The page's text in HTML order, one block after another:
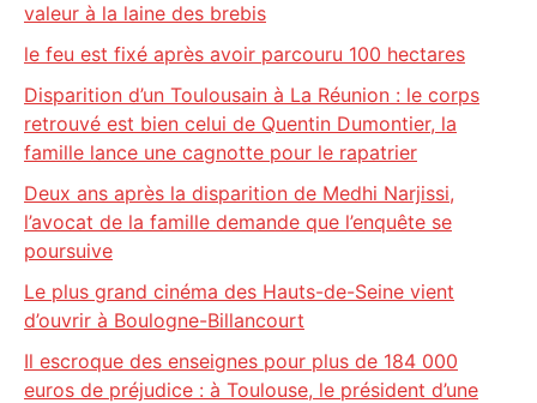
valeur à la laine des brebis
le feu est fixé après avoir parcouru 100 hectares
Disparition d’un Toulousain à La Réunion : le corps
retrouvé est bien celui de Quentin Dumontier, la
famille lance une cagnotte pour le rapatrier
Deux ans après la disparition de Medhi Narjissi,
l’avocat de la famille demande que l’enquête se
poursuive
Le plus grand cinéma des Hauts-de-Seine vient
d’ouvrir à Boulogne-Billancourt
Il escroque des enseignes pour plus de 184 000
euros de préjudice : à Toulouse, le président d’une